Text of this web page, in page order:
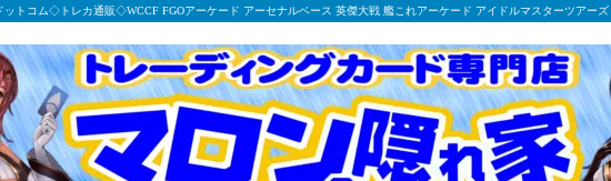
ットコム◇トレカ通販◇WCCF FGOアーケード アーセナルベース 英傑大戦 艦これアーケード アイドルマスターツア